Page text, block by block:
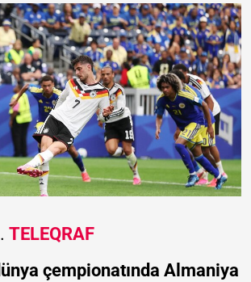
TELEQRAF
çempionatında Almaniya